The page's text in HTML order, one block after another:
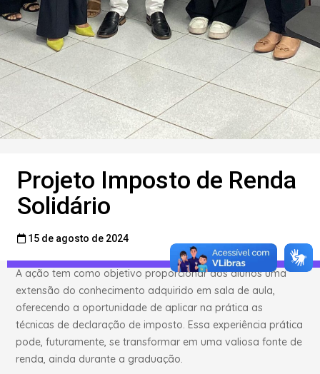
Projeto Imposto de Renda
Solidário
15 de agosto de 2024
OProjeto Imposto de Renda Solidário é uma iniciativa do
curso de Ciências Contábeis da Fanese
gratuitamente serviços de orientação e elaboração da
(DIRPF).
A ação tem como objetivo proporcionar aos alunos uma
extensão do conhecimento adquirido em sala de aula,
oferecendo a oportunidade de aplicar na prática as
técnicas de declaração de imposto. Essa experiência prática
pode, futuramente, se transformar em uma valiosa fonte de
renda, ainda durante a graduação.